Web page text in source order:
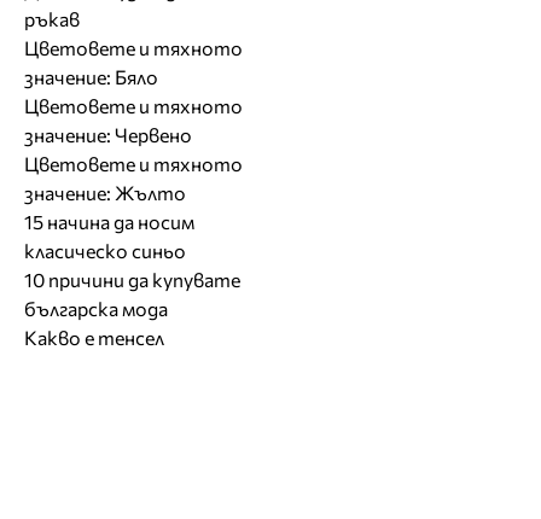
ръкав
Цветовете и тяхното
значение: Бяло
Цветовете и тяхното
значение: Червено
Цветовете и тяхното
значение: Жълто
15 начина да носим
класическо синьо
10 причини да купувате
българска мода
Какво е тенсел